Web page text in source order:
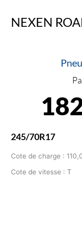
NEXEN
245/70R17
Cote de charge :
Cote de vitesse : T